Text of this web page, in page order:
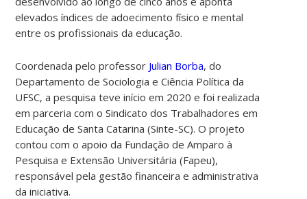
elevados índices de adoecimento físico e mental
entre os profissionais da educação.
Coordenada pelo professor Julian Borba, do
Departamento de Sociologia e Ciência Política da
UFSC, a pesquisa teve início em 2020 e foi realizada
em parceria com o Sindicato dos Trabalhadores em
Educação de Santa Catarina (Sinte-SC). O projeto
contou com o apoio da Fundação de Amparo à
Pesquisa e Extensão Universitária (Fapeu),
responsável pela gestão financeira e administrativa
da iniciativa.